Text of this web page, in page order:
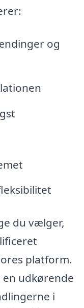
og
du vælger,
platform.
udkørende
i